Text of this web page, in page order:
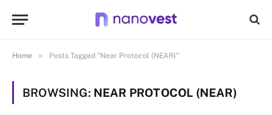
Home » Posts Tagged "Near Protocol (NEAR)"
BROWSING: NEAR PROTOCOL (NEAR)